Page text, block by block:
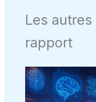
Les
rapport